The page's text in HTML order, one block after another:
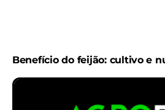
Benefício do feijão: cultivo e